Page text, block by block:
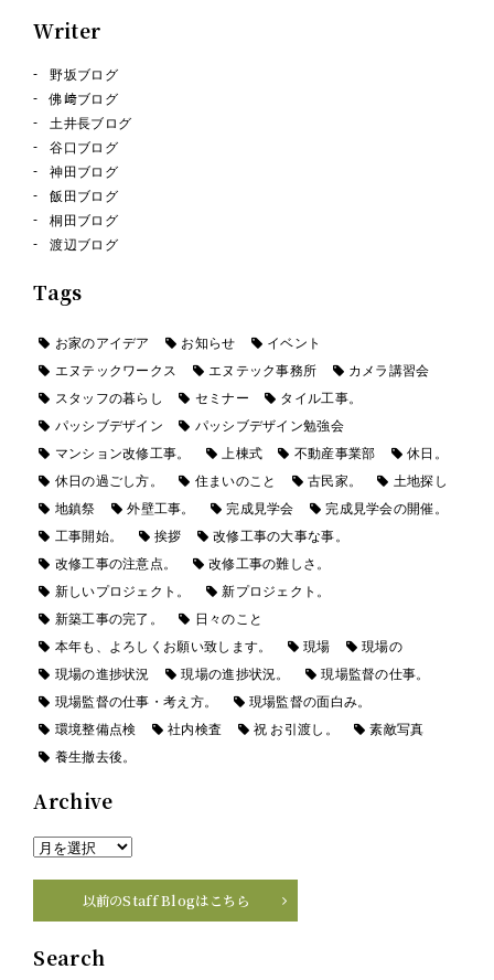
Writer
野坂ブログ
佛﨑ブログ
土井長ブログ
谷口ブログ
神田ブログ
飯田ブログ
桐田ブログ
渡辺ブログ
Tags
お家のアイデア お知らせ
イベント
エヌテックワークス
エヌテック事務所
カメラ講習会
スタッフの暮らし
セミナー
タイル工事。
パッシブデザイン
パッシブデザイン勉強会
マンション改修工事。
上棟式 不動産事業部
休日。
休日の過ごし方。
住まいのこと 古民家。
土地探し
地鎮祭
外壁工事。 完成見学会
完成見学会の開催。
工事開始。
挨拶
改修工事の大事な事。
改修工事の注意点。
改修工事の難しさ。
新しいプロジェクト。
新プロジェクト。
新築工事の完了。
日々のこと
本年も、よろしくお願い致します。
現場
現場の
現場の進捗状況
現場の進捗状況。
現場監督の仕事。
現場監督の仕事・考え方。
現場監督の面白み。
環境整備点検
社内検査 祝 お引渡し。
素敵写真
養生撤去後。
Archive
以前のStaff Blogはこちら
Search